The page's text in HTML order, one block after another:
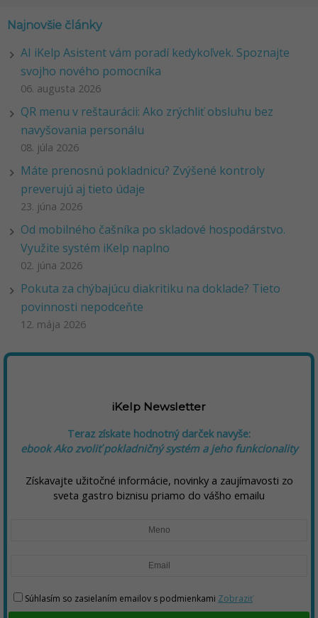
Najnovšie články
AI iKelp Asistent vám poradí kedykoľvek. Spoznajte
svojho nového pomocníka
06. augusta 2026
QR menu v reštaurácii: Ako zrýchliť obsluhu bez
navyšovania personálu
08. júla 2026
Máte prenosnú pokladnicu? Zvýšené kontroly
preverujú aj tieto údaje
23. júna 2026
Od mobilného čašníka po skladové hospodárstvo.
Využite systém iKelp naplno
02. júna 2026
Pokuta za chýbajúcu diakritiku na doklade? Tieto
povinnosti nepodceňte
12. mája 2026
iKelp Newsletter
Teraz získate hodnotný darček navyše:
ebook Ako zvoliť pokladničný systém a jeho funkcionality
Získavajte užitočné informácie, novinky a zaujímavosti zo
sveta gastro biznisu priamo do vášho emailu
Súhlasím so zasielaním emailov s podmienkami Zobraziť